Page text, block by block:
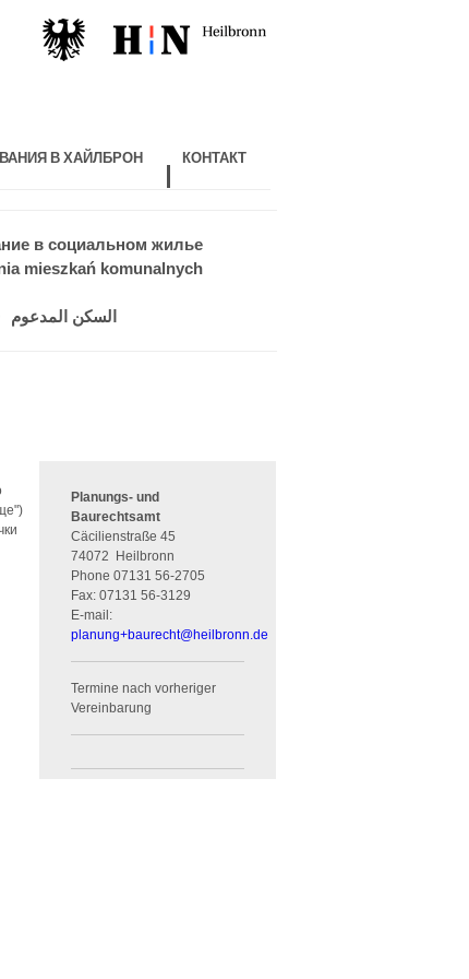
В ХАЙЛБРОН КОНТАКТ
в социальном жилье
mieszkań komunalnych
السكن المدعوم
Planungs- und
Baurechtsamt
Cäcilienstraße 45
74072
Heilbronn
Phone07131 56-2705
Fax:07131 56-3129
E-mail:
planung+baurecht@heilbronn.de
Termine nach vorheriger
Vereinbarung